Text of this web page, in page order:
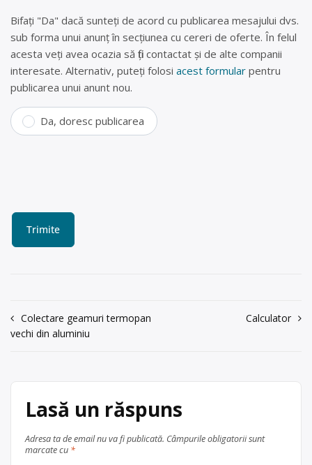
Bifați "Da" dacă sunteți de acord cu publicarea mesajului dvs.
sub forma unui anunț în secțiunea cu cereri de oferte. În felul
acesta veți avea ocazia să fiți contactat și de alte companii
interesate. Alternativ, puteți folosi acest formular pentru
publicarea unui anunt nou.
Da, doresc publicarea
Navigare
în
Colectare geamuri termopan
vechi din aluminiu
Calculator
Lasă un răspuns
Adresa ta de email nu va fi publicată. Câmpurile obligatorii sunt
marcate cu *